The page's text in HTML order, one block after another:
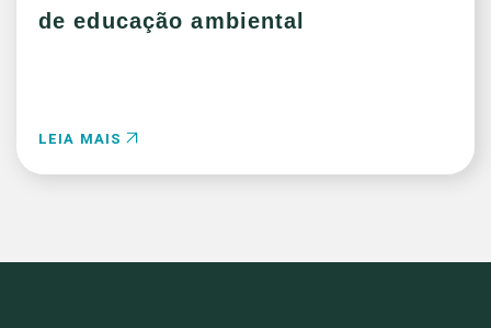
de educação ambiental
LEIA MAIS